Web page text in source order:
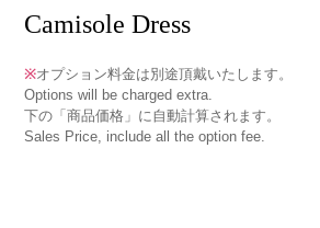
Camisole Dress
※オプション料金は別途頂戴いたします。
Options will be charged extra.
下の「商品価格」に自動計算されます。
Sales Price, include all the option fee.